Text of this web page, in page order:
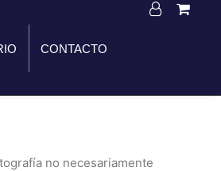
CONTACTO
no necesariamente